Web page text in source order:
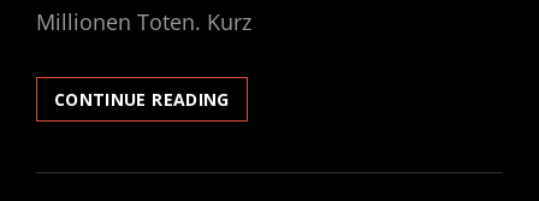
GEDANKEN
MACHEN,
MICH
BESCHÄFTIGEN
ANDERE
Millionen Toten. Kurz
CONTINUE READINGSTELL
DIE
DU